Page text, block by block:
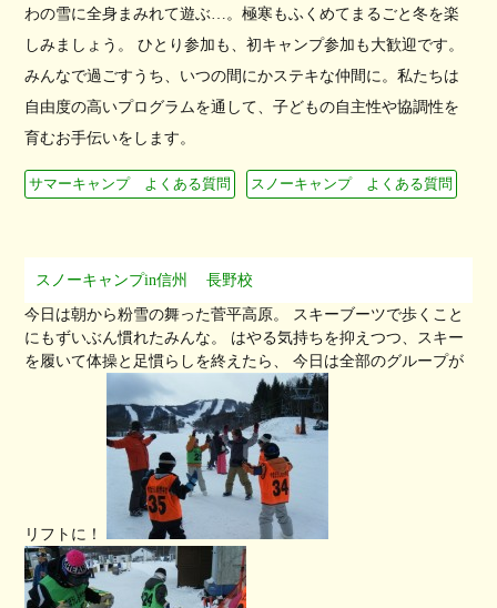
わの雪に全身まみれて遊ぶ…。極寒もふくめてまるごと冬を楽
しみましょう。 ひとり参加も、初キャンプ参加も大歓迎です。
みんなで過ごすうち、いつの間にかステキな仲間に。私たちは
自由度の高いプログラムを通して、子どもの自主性や協調性を
育むお手伝いをします。
サマーキャンプ よくある質問 スノーキャンプ よくある質問
スノーキャンプin信州 長野校
今日は朝から粉雪の舞った菅平高原。 スキーブーツで歩くこと
にもずいぶん慣れたみんな。 はやる気持ちを抑えつつ、スキー
を履いて体操と足慣らしを終えたら、 今日は全部のグループが
リフトに！